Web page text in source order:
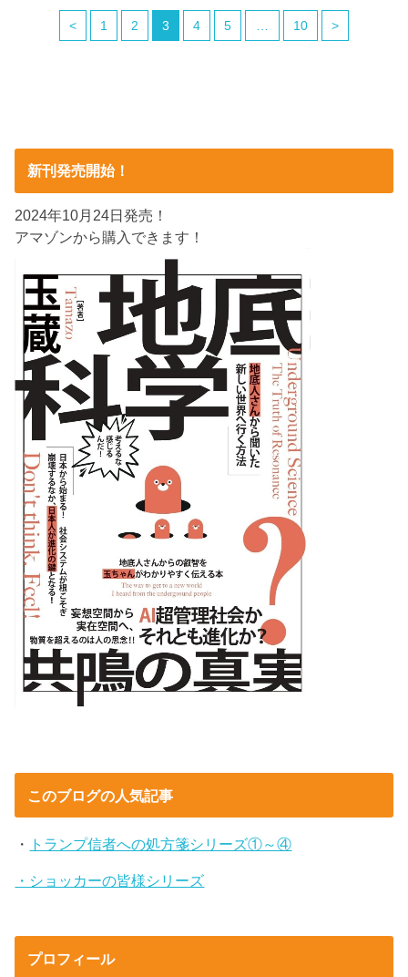
< 1 2 3 4 5 … 10 >
新刊発売開始！
2024年10月24日発売！
アマゾンから購入できます！
このブログの人気記事
・ トランプ信者への処方箋シリーズ①～④
・ショッカーの皆様シリーズ
プロフィール